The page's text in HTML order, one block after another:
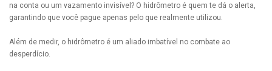
na conta ou um vazamento invisível? O hidrômetro é quem te dá o alerta,
garantindo que você pague apenas pelo que realmente utilizou.
Além de medir, o hidrômetro é um aliado imbatível no combate ao
desperdício.